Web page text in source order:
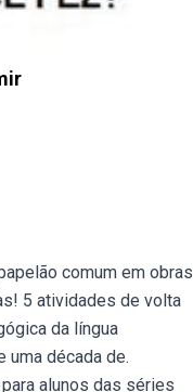
comum em obras
5 atividades de volta
da língua
uma década de.
alunos das séries